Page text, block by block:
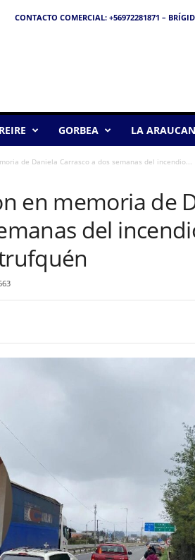
CONTACTO COMERCIAL: +56972281871 –
GORBEA LA
de Daniela Carrasco a dos semanas del incendio...
en memoria de
del